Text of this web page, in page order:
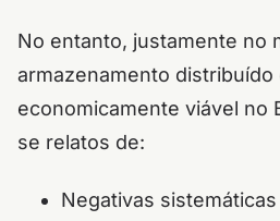
No entanto, justamente no
armazenamento
economicamente viável no
se relatos de:
Negativas